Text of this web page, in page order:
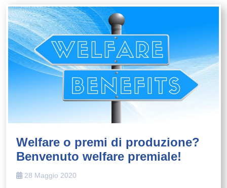
Welfare o premi di produzione?
Benvenuto welfare premiale!
28 Maggio 2020